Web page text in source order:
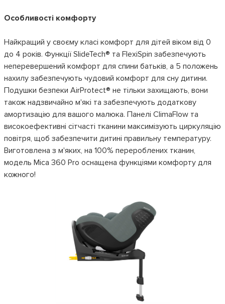
Особливості комфорту
Найкращий у своєму класі комфорт для дітей віком від 0
до 4 років. Функції SlideTech® та FlexiSpin забезпечують
неперевершений комфорт для спини батьків, а 5 положень
нахилу забезпечують чудовий комфорт для сну дитини.
Подушки безпеки AirProtect® не тільки захищають, вони
також надзвичайно м'які та забезпечують додаткову
амортизацію для вашого малюка. Панелі ClimaFlow та
високоефективні сітчасті тканини максимізують циркуляцію
повітря, щоб забезпечити дитині правильну температуру.
Виготовлена з м'яких, на 100% перероблених тканин,
модель Mica 360 Pro оснащена функціями комфорту для
кожного!